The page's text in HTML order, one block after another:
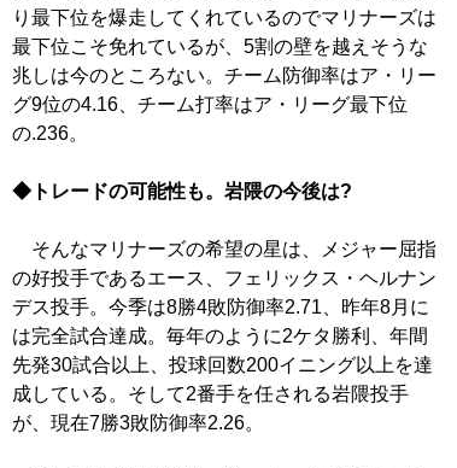
り最下位を爆走してくれているのでマリナーズは
最下位こそ免れているが、5割の壁を越えそうな
兆しは今のところない。チーム防御率はア・リー
グ9位の4.16、チーム打率はア・リーグ最下位
の.236。
◆トレードの可能性も。岩隈の今後は?
そんなマリナーズの希望の星は、メジャー屈指
の好投手であるエース、フェリックス・ヘルナン
デス投手。今季は8勝4敗防御率2.71、昨年8月に
は完全試合達成。毎年のように2ケタ勝利、年間
先発30試合以上、投球回数200イニング以上を達
成している。そして2番手を任される岩隈投手
が、現在7勝3敗防御率2.26。